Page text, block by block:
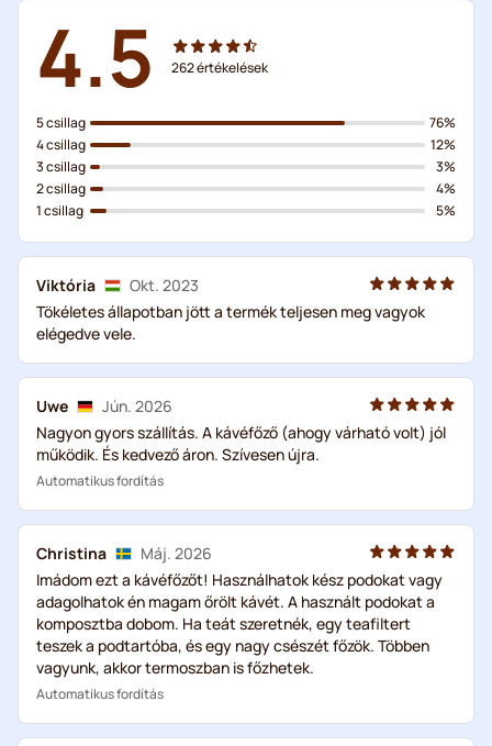
4.5 262értékelések
5 csillag
4 csillag
3 csillag
2 csillag
1 csillag
76%
12%
3%
4%
5%
Viktória
Okt. 2023
Tökéletes állapotban jött a termék teljesen meg vagyok
elégedve vele.
Uwe
Jún. 2026
Nagyon gyors szállítás. A kávéfőző (ahogy várható volt) jól
működik. És kedvező áron. Szívesen újra.
Automatikus fordítás
Christina
Máj. 2026
Imádom ezt a kávéfőzőt! Használhatok kész podokat vagy
adagolhatok én magam őrölt kávét. A használt podokat a
komposztba dobom. Ha teát szeretnék, egy teafiltert
teszek a podtartóba, és egy nagy csészét főzök. Többen
vagyunk, akkor termoszban is főzhetek.
Automatikus fordítás